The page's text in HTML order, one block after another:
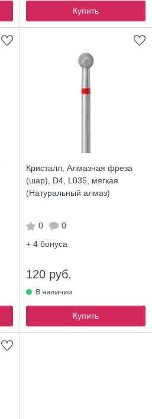
Купить
Кристалл, Алмазная фреза
(шар), D4, L035, мягкая
(Натуральный алмаз)
0
0
+ 4 бонуса
120 руб.
Купить